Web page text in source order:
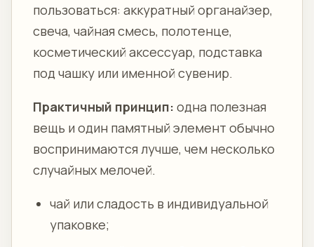
пользоваться: аккуратный органайзер,
свеча, чайная смесь, полотенце,
косметический аксессуар, подставка
под чашку или именной сувенир.
Практичный принцип: одна полезная
вещь и один памятный элемент обычно
воспринимаются лучше, чем несколько
случайных мелочей.
чай или сладость в индивидуальной
упаковке;